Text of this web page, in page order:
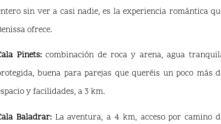
sin ver a casi nadie, es la experiencia romántica
ofrece.
Pinets:combinación de roca y arena, agua
buena para parejas que queréis un poco más
y facilidades, a 3 km.
Baladrar:La aventura, a 4 km, acceso por camino